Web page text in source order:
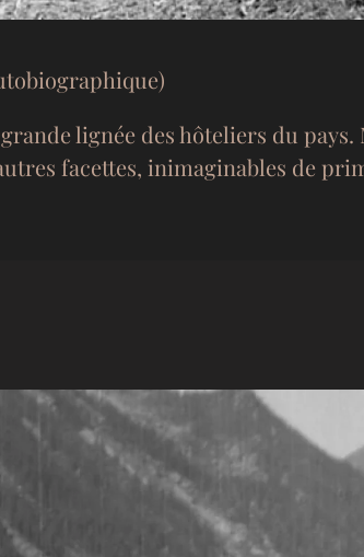
lignée des hôteliers du
facettes, inimaginables de